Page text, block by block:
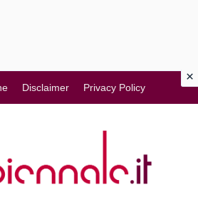
Disclaimer Privacy Policy